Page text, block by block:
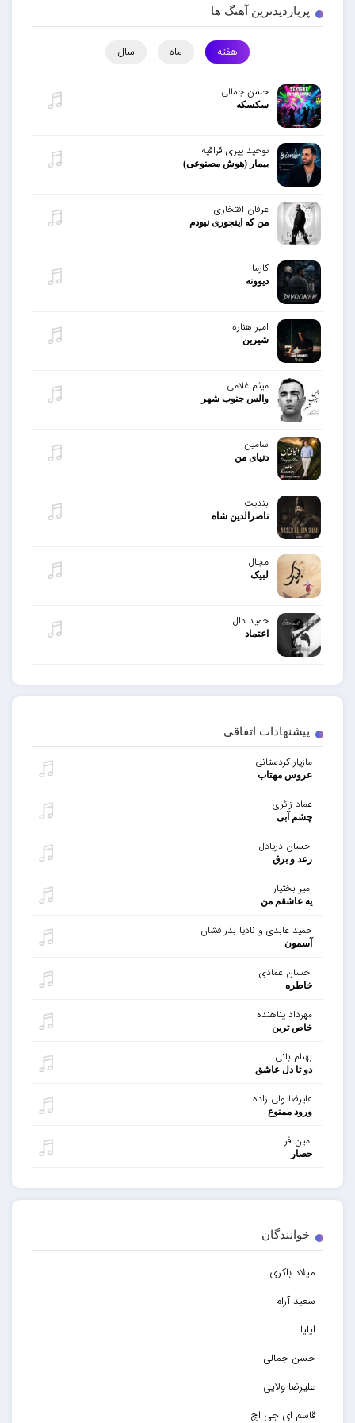
پیشنهادات اتفاقی
مازیار کردستانی
عروس مهتاب
عماد زائری
چشم آبی
احسان دریادل
رعد و برق
امیر بختیار
یه عاشقم من
حمید عابدی و نادیا بذرافشان
آسمون
احسان عمادی
خاطره
مهرداد پناهنده
خاص ترین
بهنام بانی
دو تا دل عاشق
علیرضا ولی زاده
ورود ممنوع
امین فر
حصار
خوانندگان
میلاد باکری
سعید آرام
ایلیا
حسن جمالی
علیرضا ولایی
قاسم ای جی اچ
پربازدیدترین آهنگ ها
هفته ماه سال
حسن جمالی
سکسکه
توحید پیری قراقیه
بیمار (هوش مصنوعی)
عرفان افتخاری
من که اینجوری نبودم
کارما
دیوونه
امیر هناره
شیرین
میثم غلامی
والس جنوب شهر
سامین
دنیای من
بندیت
ناصرالدین شاه
مجال
لبیک
حمید دال
اعتماد